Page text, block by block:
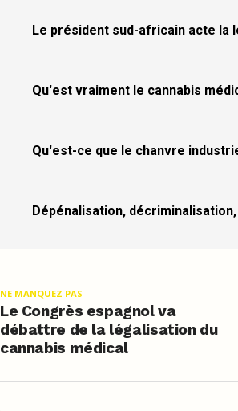
Le président sud-africain acte la
Qu'est vraiment le cannabis
Qu'est-ce que le chanvre
Dépénalisation,
NE MANQUEZ PAS
Le Congrès espagnol va
débattre de la légalisation du
cannabis médical